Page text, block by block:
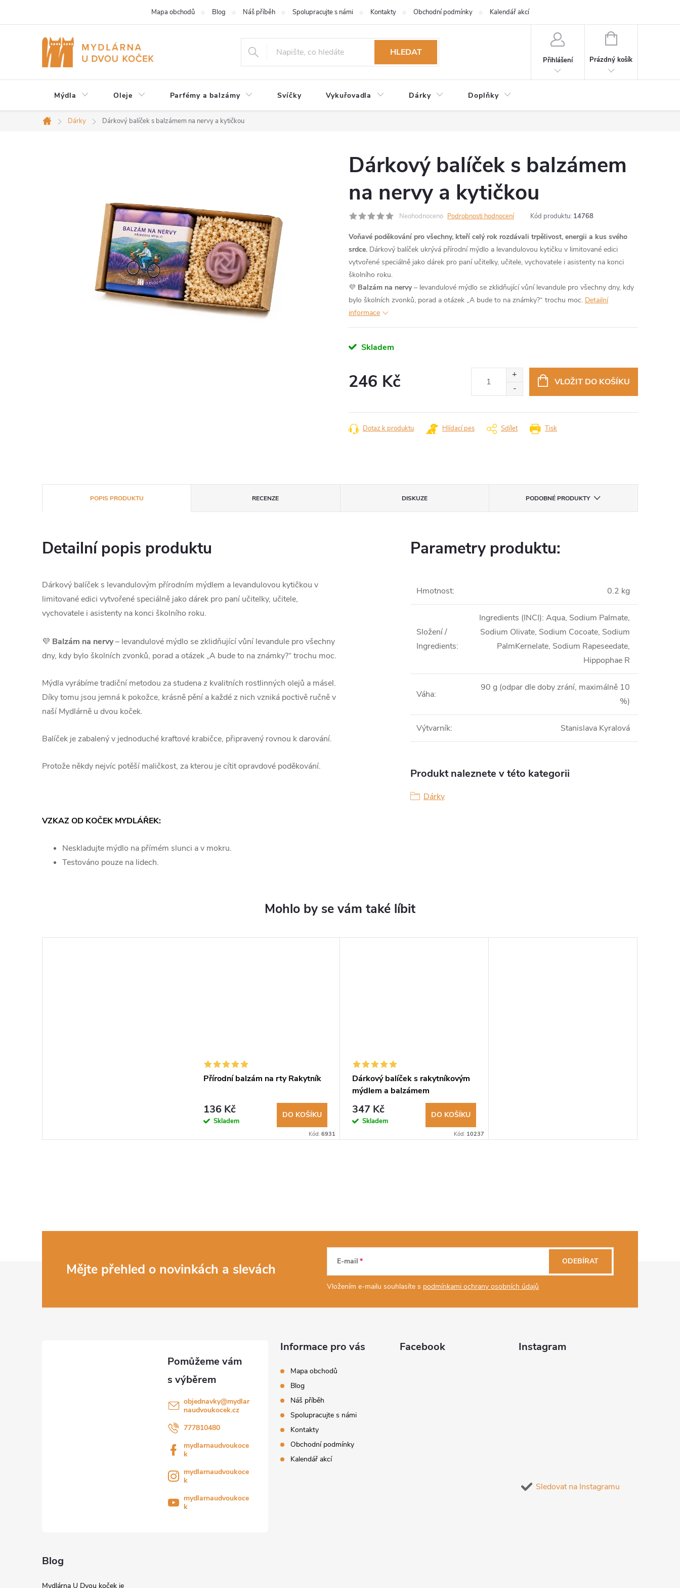
Mapa obchodů Blog Náš příběh Spolupracujte s námi Kontakty Obchodní podmínky Kalendář akcí
HLEDAT
Přihlášení
NÁKUPNÍ
Prázdný košík
Mýdla Oleje Parfémy a balzámy Svíčky Vykuřovadla Dárky Doplňky
Domů
Dárky Dárkový balíček s balzámem na nervy a kytičkou
Dárkový balíček s balzámem
na nervy a kytičkou
Neohodnoceno Podrobnosti hodnocení Kód produktu: 14768
Voňavé poděkování pro všechny, kteří celý rok rozdávali trpělivost, energii a kus svého
srdce. Dárkový balíček ukrývá přírodní mýdlo a levandulovou kytičku v limitované edici
vytvořené speciálně jako dárek pro paní učitelky, učitele, vychovatele i asistenty na konci
školního roku.
💜 Balzám na nervy– levandulové mýdlo se zklidňující vůní levandule pro všechny dny, kdy
bylo školních zvonků, porad a otázek „A bude to na známky?“ trochu moc. Detailní
informace
Skladem
246 Kč VLOŽIT DO KOŠÍKU
Tisk
Dotaz k produktu Hlídací pes Sdílet
POPIS PRODUKTU RECENZE DISKUZE PODOBNÉ PRODUKTY
Detailní popis produktu
Dárkový balíček s levandulovým přírodním mýdlem a levandulovou kytičkou v
limitované edici vytvořené speciálně jako dárek pro paní učitelky, učitele,
vychovatele i asistenty na konci školního roku.
💜 Balzám na nervy– levandulové mýdlo se zklidňující vůní levandule pro všechny
dny, kdy bylo školních zvonků, porad a otázek „A bude to na známky?“ trochu moc.
Mýdla vyrábíme tradiční metodou za studena z kvalitních rostlinných olejů a másel.
Díky tomu jsou jemná k pokožce, krásně pění a každé z nich vzniká poctivě ručně v
naší Mydlárně u dvou koček.
Balíček je zabalený v jednoduché kraftové krabičce, připravený rovnou k darování.
Protože někdy nejvíc potěší maličkost, za kterou je cítit opravdové poděkování.
VZKAZ OD KOČEK MYDLÁŘEK:
Neskladujte mýdlo na přímém slunci a v mokru.
Testováno pouze na lidech.
Parametry produktu:
Hmotnost: 0.2 kg
Složení /
Ingredients:
Ingredients (INCI): Aqua, Sodium Palmate,
Sodium Olivate, Sodium Cocoate, Sodium
PalmKernelate, Sodium Rapeseedate,
Hippophae R
Váha:
90 g (odpar dle doby zrání, maximálně 10
%)
Výtvarník: Stanislava Kyralová
Produkt naleznete v této kategorii
Dárky
Přírodní balzám na rty Rakytník
136 Kč
Skladem
DO KOŠÍKU
Kód: 6931
Dárkový balíček s rakytníkovým
mýdlem a balzámem
347 Kč
Skladem
DO KOŠÍKU
Kód: 10237
Mějte přehled o novinkách a slevách E-mail
Vložením e-mailu souhlasíte s podmínkami ochrany osobních údajů
ODEBÍRAT
objednavky@mydlar
naudvoukocek.cz
777810480
mydlarnaudvoukoce
k
mydlarnaudvoukoce
k
mydlarnaudvoukoce
k
Informace pro vás
Mapa obchodů
Blog
Náš příběh
Spolupracujte s námi
Kontakty
Obchodní podmínky
Kalendář akcí
Facebook Instagram
Sledovat na Instagramu
Blog
Mydlárna U Dvou koček je